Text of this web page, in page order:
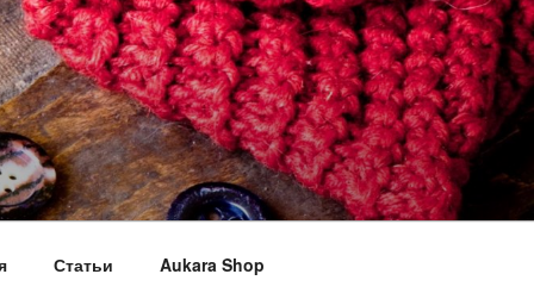
Статьи Aukara Shop